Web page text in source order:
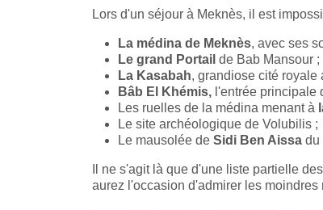
Lors d'un séjour à Meknès, il est
La médina de Meknès, avec ses
Le grand Portail de Bab Mansour ;
La Kasabah, grandiose cité royale
Bâb El Khémis, l'entrée principale
Les ruelles de la médina menant à
Le site archéologique de Volubilis ;
Le mausolée de Sidi Ben Aissa du
Il ne s'agit là que d'une liste partielle
aurez l'occasion d'admirer les